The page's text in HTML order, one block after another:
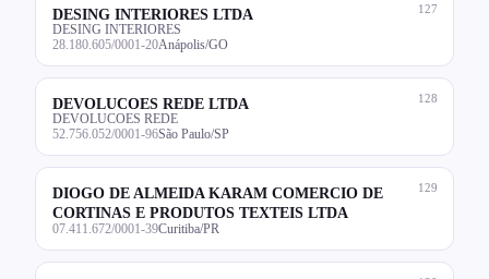
127
DESING INTERIORES LTDA
DESING INTERIORES
28.180.605/0001-20Anápolis/GO
128
DEVOLUCOES REDE LTDA
DEVOLUCOES REDE
52.756.052/0001-96São Paulo/SP
129
DIOGO DE ALMEIDA KARAM COMERCIO DE
CORTINAS E PRODUTOS TEXTEIS LTDA
07.411.672/0001-39Curitiba/PR